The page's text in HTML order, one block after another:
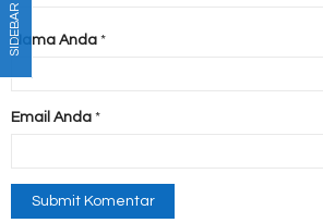
Nama Anda *
Email Anda *
SIDEBAR